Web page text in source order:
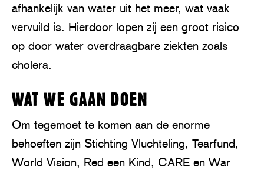
afhankelijk van water uit het meer, wat vaak
vervuild is. Hierdoor lopen zij een groot risico
op door water overdraagbare ziekten zoals
cholera.
WAT WE GAAN DOEN
Om tegemoet te komen aan de enorme
behoeften zijn Stichting Vluchteling, Tearfund,
World Vision, Red een Kind, CARE en War